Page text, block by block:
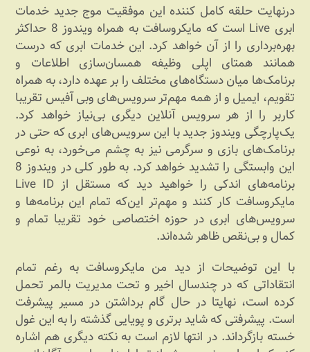
درنهایت حلقه کامل کننده این موفقیت موج جدید خدمات
ابری Live است که مایکروسافت به همراه ویندوز 8 حداکثر
بهره‌برداری را از آن خواهد کرد. این خدمات ابری که درست
همانند همتای اپلی وظیفه همسان‌سازی اطلاعات و
برنامک‌ها میان دستگاه‌های مختلف را بر عهده دارد، به همراه
تقویم، ایمیل و از همه مهم‌تر سرویس‌های وبی آفیس تقریبا
کاربر را از هر سرویس آنلاین دیگری بی‌نیاز خواهد کرد.
یک‌پارچگی ویندوز جدید با این سرویس‌های ابری که حتی در
برنامک‌های بازی و سرگرمی نیز به چشم می‌خورد، به نوعی
این وابستگی را تشدید خواهد کرد. به طور کلی در ویندوز 8
برنامه‌های اندکی را خواهید دید که مستقل از Live ID
مایکروسافت کار کنند و مهم‌تر این‌که تمام این برنامه‌ها و
سرویس‌های ابری در حوزه اختصاصی خود تقریبا تمام‌ و
کمال و بی‌نقص ظاهر شده‌اند.
با این توضیحات از دید من مایکروسافت به رغم تمام
انتقاداتی که در چندسال اخیر و تحت مدیریت بالمر تحمل
کرده است، نهایتا در حال گام برداشتن در مسیر پیشرفت
است. پیشرفتی که شاید برتری و پویایی گذشته را به این غول
خسته بازگرداند. در انتها لازم است به نکته دیگری هم اشاره